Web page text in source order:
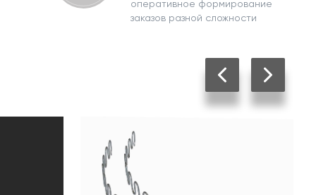
оперативное формирование
заказов разной сложности